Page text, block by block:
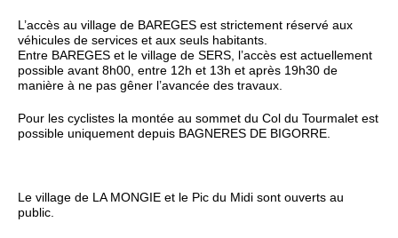
L’accès au village de BAREGES est strictement réservé aux
véhicules de services et aux seuls habitants.
Entre BAREGES et le village de SERS, l’accès est actuellement
possible avant 8h00, entre 12h et 13h et après 19h30 de
manière à ne pas gêner l’avancée des travaux.
Pour les cyclistes la montée au sommet du Col du Tourmalet est
possible uniquement depuis BAGNERES DE BIGORRE.
Le village de LA MONGIE et le Pic du Midi sont ouverts au
public.